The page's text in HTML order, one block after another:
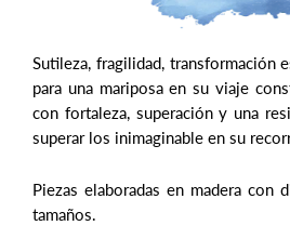
Sutileza, fragilidad, transformación
para una mariposa en su viaje
con fortaleza, superación y una
superar los inimaginable en su
Piezas elaboradas en madera con
tamaños.